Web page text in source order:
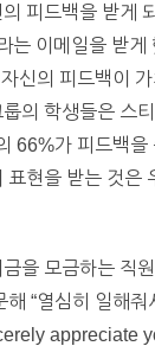
피드백을 받
이메일을 받
신의 피드백이
의 학생들은 스
66%가 피드백
현을 받는 것은
을 모금하는 직
“열심히 일해
appreciate